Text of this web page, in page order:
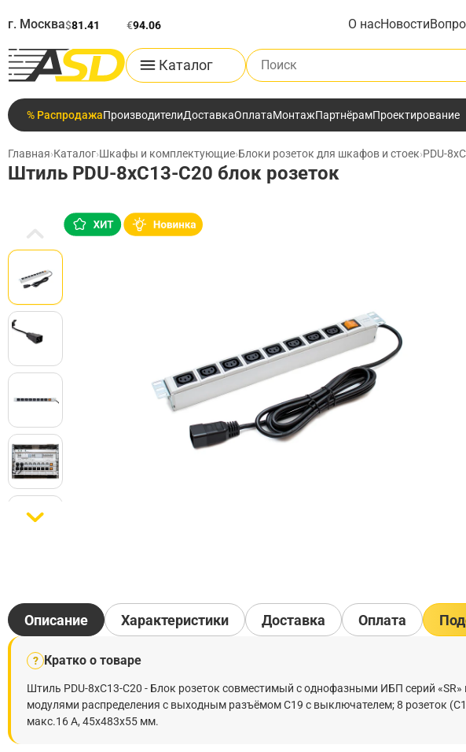
г. Москва$81.41 €94.06 О насНовости
Каталог
Поиск по каталогу
% РаспродажаПроизводителиДоставкаОплатаМонтажПартнёрамПроектирование
Главная›Каталог›Шкафы и комплектующие›Блоки розеток для шкафов и стоек›PDU-
Штиль PDU-8xC13-C20 блок розеток
Описание
? Кратко о товаре
Штиль PDU-8xC13-C20 - Блок розеток совместимый с однофазными ИБП серий
модулями распределения с выходным разъёмом С19 с выключателем; 8 розеток
макс.16 А, 45х483х55 мм.
Характеристики Доставка Оплата